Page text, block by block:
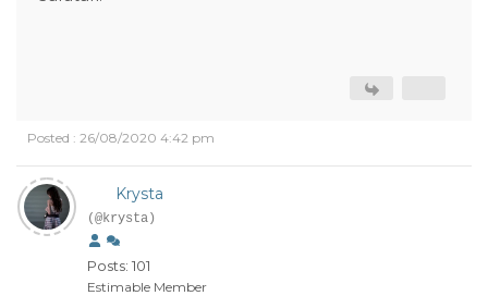
Posted : 26/08/2020 4:42 pm
Krysta
(@krysta)
Posts: 101
Estimable Member